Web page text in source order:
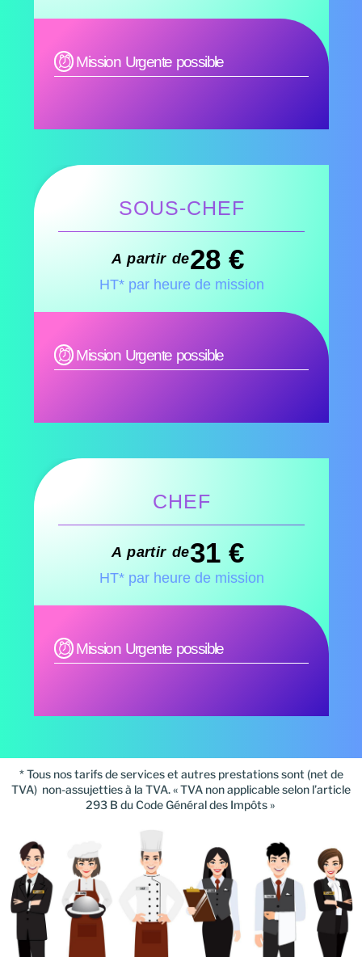
Mission Urgente possible
SOUS-CHEF
A partir de28 €
HT* par heure de mission
Mission Urgente possible
CHEF
A partir de31 €
HT* par heure de mission
Mission Urgente possible
* Tous nos tarifs de services et autres prestations sont (net de
TVA) non-assujetties à la TVA. « TVA non applicable selon l’article
293 B du Code Général des Impôts »